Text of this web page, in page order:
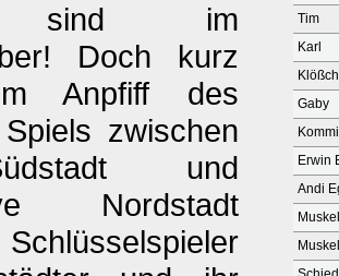
sind im
Doch kurz
Anpfiff des
zwischen
und
Nordstadt
Tim
Karl
Gaby
Erwin
Andi